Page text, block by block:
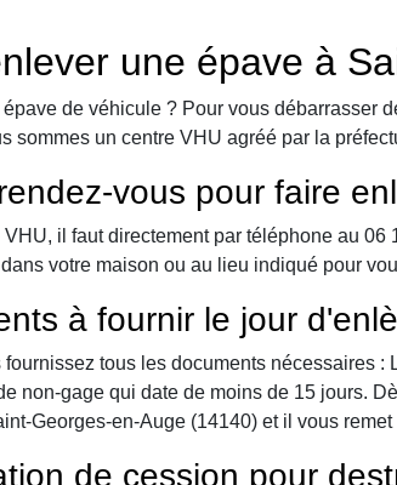
une épave à
de véhicule ? Pour vous débarrasser
sommes un centre VHU agréé par la
vous pour faire
il faut directement par téléphone au
votre maison ou au lieu indiqué pour
à fournir le jour
tous les documents nécessaires
non-gage qui date de moins de 15 jours.
Georges-en-Auge (14140) et il vous
de cession pour